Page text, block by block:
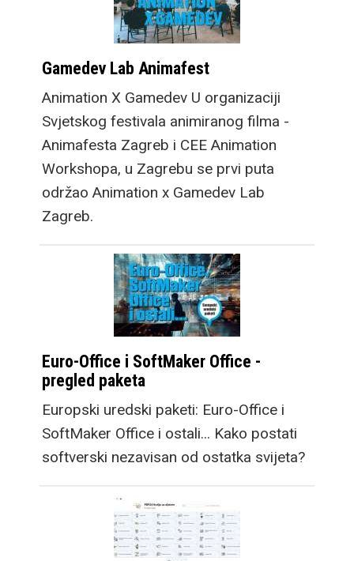
Gamedev Lab Animafest
Animation X Gamedev U organizaciji
Svjetskog festivala animiranog filma -
Animafesta Zagreb i CEE Animation
Workshopa, u Zagrebu se prvi puta
održao Animation x Gamedev Lab
Zagreb.
Euro-Office i SoftMaker Office -
pregled paketa
Europski uredski paketi: Euro-Office i
SoftMaker Office i ostali... Kako postati
softverski nezavisan od ostatka svijeta?